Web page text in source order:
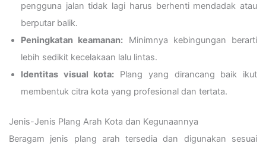
pengguna jalan tidak lagi harus berhenti mendadak atau
berputar balik.
Peningkatan keamanan: Minimnya kebingungan berarti
lebih sedikit kecelakaan lalu lintas.
Identitas visual kota: Plang yang dirancang baik ikut
membentuk citra kota yang profesional dan tertata.
Jenis-Jenis Plang Arah Kota dan Kegunaannya
Beragam jenis plang arah tersedia dan digunakan sesuai